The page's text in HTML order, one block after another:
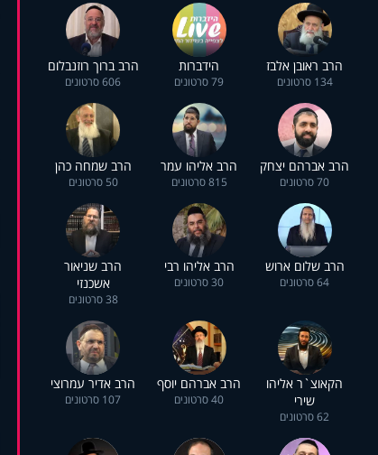
הרב ראובן אלבז
134 סרטונים
הידברות
79 סרטונים
הרב ברוך רוזנבלום
606 סרטונים
הרב אברהם יצחק
70 סרטונים
הרב אליהו עמר
815 סרטונים
הרב שמחה כהן
50 סרטונים
הרב שלום ארוש
64 סרטונים
הרב אליהו רבי
30 סרטונים
הרב שניאור
אשכנזי
38 סרטונים
הקאוצ`ר אליהו
שירי
62 סרטונים
הרב אברהם יוסף
40 סרטונים
הרב אדיר עמרוצי
107 סרטונים